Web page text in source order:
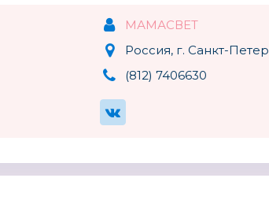
МАМАСВЕТ
Россия, г. Санкт-
(812) 7406630